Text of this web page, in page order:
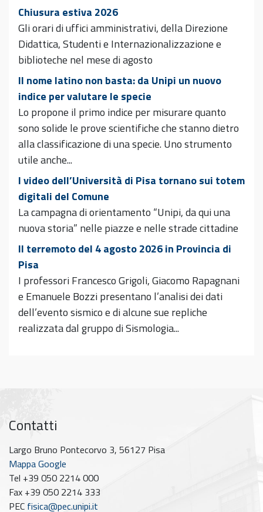
Chiusura estiva 2026
Gli orari di uffici amministrativi, della Direzione
Didattica, Studenti e Internazionalizzazione e
biblioteche nel mese di agosto
Il nome latino non basta: da Unipi un nuovo
indice per valutare le specie
Lo propone il primo indice per misurare quanto
sono solide le prove scientifiche che stanno dietro
alla classificazione di una specie. Uno strumento
utile anche...
I video dell’Università di Pisa tornano sui totem
digitali del Comune
La campagna di orientamento “Unipi, da qui una
nuova storia” nelle piazze e nelle strade cittadine
Il terremoto del 4 agosto 2026 in Provincia di
Pisa
I professori Francesco Grigoli, Giacomo Rapagnani
e Emanuele Bozzi presentano l’analisi dei dati
dell’evento sismico e di alcune sue repliche
realizzata dal gruppo di Sismologia...
Contatti
Largo Bruno Pontecorvo 3, 56127 Pisa
Mappa Google
Tel +39 050 2214 000
Fax +39 050 2214 333
PEC fisica@pec.unipi.it